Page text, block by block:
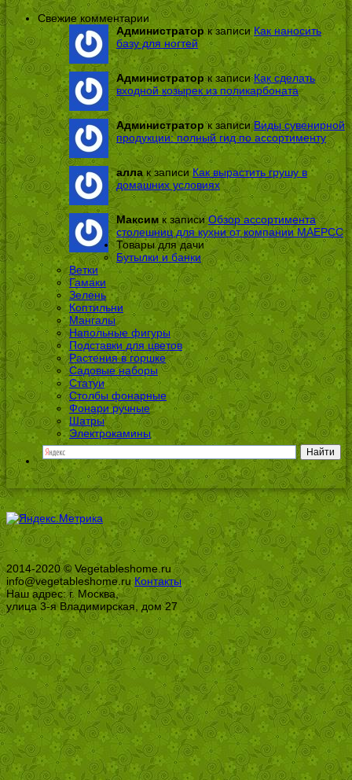
Свежие комментарии
Администратор к записиКак наносить
базу для ногтей
Администраторк записиКак сделать
входной козырек из поликарбоната
Администраторк записиВиды сувенирной
продукции: полный гид по ассортименту
аллак записиКак вырастить грушу в
домашних условиях
Максим к записиОбзор ассортимента
столешниц для кухни от компании МАЕРСС
Товары для дачи
Бутылки и банки
Ветки
Гамаки
Зелень
Коптильни
Мангалы
Напольные фигуры
Подставки для цветов
Растения в горшке
Садовые наборы
Статуи
Столбы фонарные
Фонари ручные
Шатры
Электрокамины
2014-2020 © Vegetableshome.ru
info@vegetableshome.ruКонтакты
Наш адрес: г. Москва,
улица 3-я Владимирская, дом 27